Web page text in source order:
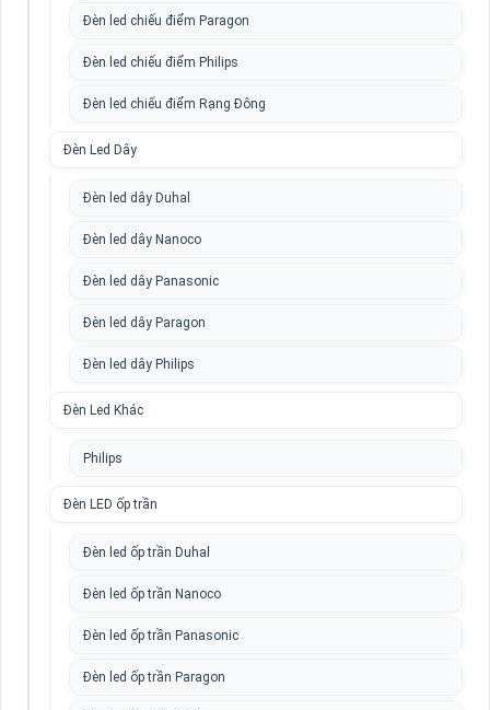
Đèn led chiếu điểm Paragon
Đèn led chiếu điểm Philips
Đèn led chiếu điểm Rạng Đông
Đèn Led Dây
Đèn led dây Duhal
Đèn led dây Nanoco
Đèn led dây Panasonic
Đèn led dây Paragon
Đèn led dây Philips
Đèn Led Khác
Philips
Đèn LED ốp trần
Đèn led ốp trần Duhal
Đèn led ốp trần Nanoco
Đèn led ốp trần Panasonic
Đèn led ốp trần Paragon